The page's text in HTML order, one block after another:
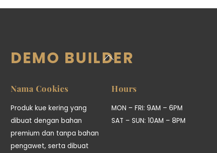
Back
DEMO BUILDER
Nama Cookies
Produk kue kering yang
dibuat dengan bahan
premium dan tanpa bahan
pengawet, serta dibuat
Hours
MON – FRI: 9AM – 6PM
SAT – SUN: 10AM – 8PM